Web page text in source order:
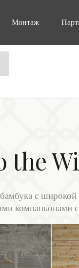
Монтаж
the
с широкой
компаньонами